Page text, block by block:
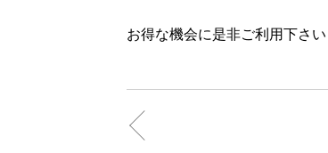
お得な機会に是非ご利用下さ